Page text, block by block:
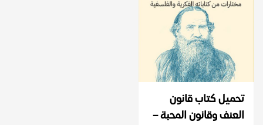
تحميل كتاب قانون
العنف وقانون المحبة –